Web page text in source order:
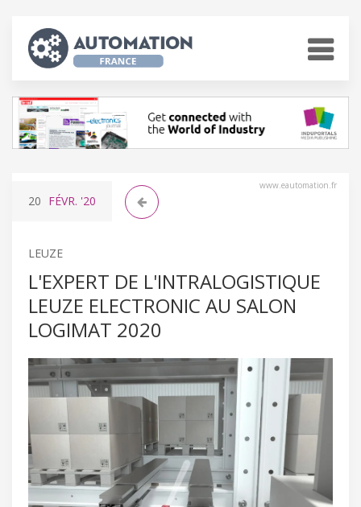
www.eautomation.fr
20 FÉVR. '20
LEUZE
L'EXPERT DE L'INTRALOGISTIQUE
LEUZE ELECTRONIC AU SALON
LOGIMAT 2020